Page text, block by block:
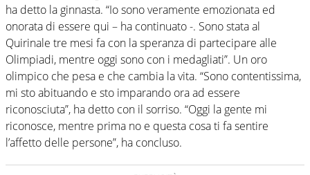
ha detto la ginnasta. “Io sono veramente emozionata ed
onorata di essere qui – ha continuato -. Sono stata al
Quirinale tre mesi fa con la speranza di partecipare alle
Olimpiadi, mentre oggi sono con i medagliati”. Un oro
olimpico che pesa e che cambia la vita. “Sono contentissima,
mi sto abituando e sto imparando ora ad essere
riconosciuta”, ha detto con il sorriso. “Oggi la gente mi
riconosce, mentre prima no e questa cosa ti fa sentire
l’affetto delle persone”, ha concluso.